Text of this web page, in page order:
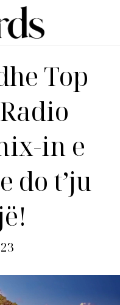
Top
in e
do t’ju